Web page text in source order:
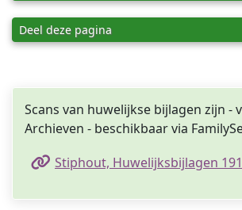
Deel deze pagina
Scans van huwelijkse bijlagen zijn -
Archieven - beschikbaar via
Stiphout, Huwelijksbijlagen